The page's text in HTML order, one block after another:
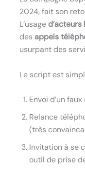
2024, fait son
L’usaged’acteurs
des appels
usurpant des
Le script est
Envoi d’un
Relance
(très
Invitation à se
outil de prise